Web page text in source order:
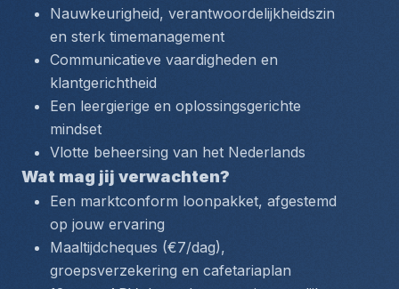
Nauwkeurigheid, verantwoordelijkheidszin
en sterk timemanagement
Communicatieve vaardigheden en
klantgerichtheid
Een leergierige en oplossingsgerichte
mindset
Vlotte beheersing van het Nederlands
Wat mag jij verwachten?
Een marktconform loonpakket, afgestemd
op jouw ervaring
Maaltijdcheques (€7/dag),
groepsverzekering en cafetariaplan